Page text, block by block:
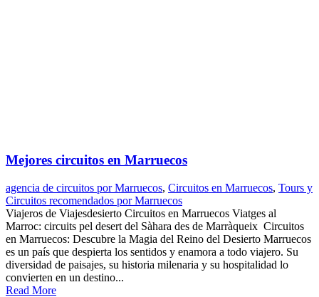
Mejores circuitos en Marruecos
agencia de circuitos por Marruecos, Circuitos en Marruecos, Tours y
Circuitos recomendados por Marruecos
Viajeros de Viajesdesierto Circuitos en Marruecos Viatges al
Marroc: circuits pel desert del Sàhara des de Marràqueix Circuitos
en Marruecos: Descubre la Magia del Reino del Desierto Marruecos
es un país que despierta los sentidos y enamora a todo viajero. Su
diversidad de paisajes, su historia milenaria y su hospitalidad lo
convierten en un destino...
Read More